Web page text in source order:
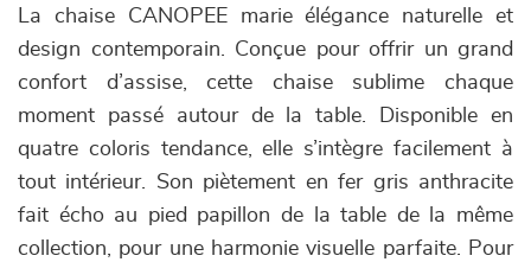
La chaise CANOPEE marie élégance naturelle et
design contemporain. Conçue pour offrir un grand
confort d’assise, cette chaise sublime chaque
moment passé autour de la table. Disponible en
quatre coloris tendance, elle s’intègre facilement à
tout intérieur. Son piètement en fer gris anthracite
fait écho au pied papillon de la table de la même
collection, pour une harmonie visuelle parfaite. Pour